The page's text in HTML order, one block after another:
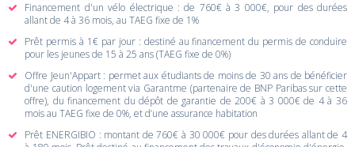
Financement d'un vélo électrique : de 760€ à 3 000€, pour des durées
allant de 4 à 36 mois, au TAEG fixe de 1%
Prêt permis à 1€ par jour : destiné au financement du permis de conduire
pour les jeunes de 15 à 25 ans (TAEG fixe de 0%)
Offre Jeun'Appart : permet aux étudiants de moins de 30 ans de bénéficier
d'une caution logement via Garantme (partenaire de BNP Paribas sur cette
offre), du financement du dépôt de garantie de 200€ à 3 000€ de 4 à 36
mois au TAEG fixe de 0%, et d’une assurance habitation
Prêt ENERGIBIO : montant de 760€ à 30 000€ pour des durées allant de 4